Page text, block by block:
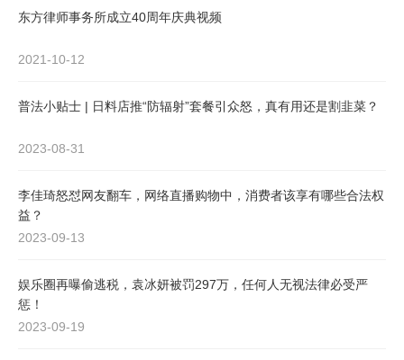
东方律师事务所成立40周年庆典视频
2021-10-12
普法小贴士 | 日料店推“防辐射”套餐引众怒，真有用还是割韭菜？
2023-08-31
李佳琦怒怼网友翻车，网络直播购物中，消费者该享有哪些合法权
益？
2023-09-13
娱乐圈再曝偷逃税，袁冰妍被罚297万，任何人无视法律必受严
惩！
2023-09-19